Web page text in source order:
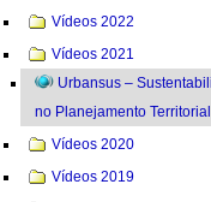
Vídeos 2022
Vídeos 2021
Urbansus –
no Planejamento
Vídeos 2020
Vídeos 2019